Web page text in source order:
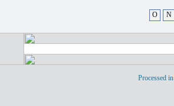
O N
Processed